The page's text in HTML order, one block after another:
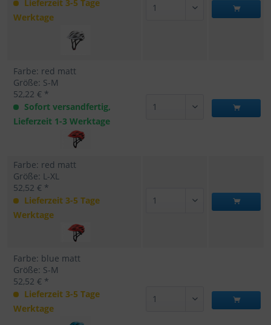
Lieferzeit 3-5 Tage
Werktage
Farbe: red matt
Größe: S-M
52,22 € *
Sofort versandfertig,
Lieferzeit 1-3 Werktage
Farbe: red matt
Größe: L-XL
52,52 € *
Lieferzeit 3-5 Tage
Werktage
Farbe: blue matt
Größe: S-M
52,52 € *
Lieferzeit 3-5 Tage
Werktage